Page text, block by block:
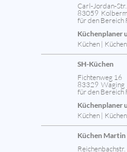
Carl-Jordan-Str.
83059
für den Bereich
Küchenplaner
Küchen |
SH-Küchen
Fichtenweg 16
83329 Waging
für den Bereich
Küchenplaner
Küchen |
Küchen Martin